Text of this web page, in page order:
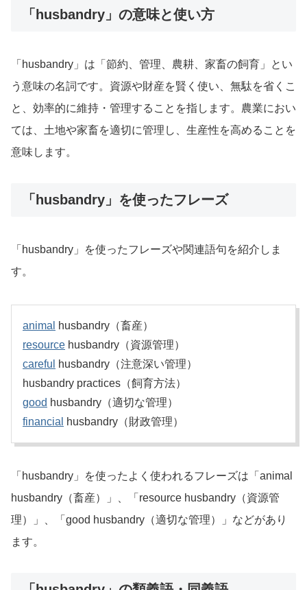
「husbandry」の意味と使い方
「husbandry」は「節約、管理、農耕、家畜の飼育」とい
う意味の名詞です。資源や財産を賢く使い、無駄を省くこ
と、効率的に維持・管理することを指します。農業におい
ては、土地や家畜を適切に管理し、生産性を高めることを
意味します。
「husbandry」を使ったフレーズ
「husbandry」を使ったフレーズや関連語句を紹介しま
す。
animal
husbandry（畜産）
resource husbandry（資源管理）
careful
husbandry（注意深い管理）
husbandry practices（飼育方法）
good husbandry（適切な管理）
financial
husbandry（財政管理）
「husbandry」を使ったよく使われるフレーズは「animal
husbandry（畜産）」、「resource husbandry（資源管
理）」、「good husbandry（適切な管理）」などがあり
ます。